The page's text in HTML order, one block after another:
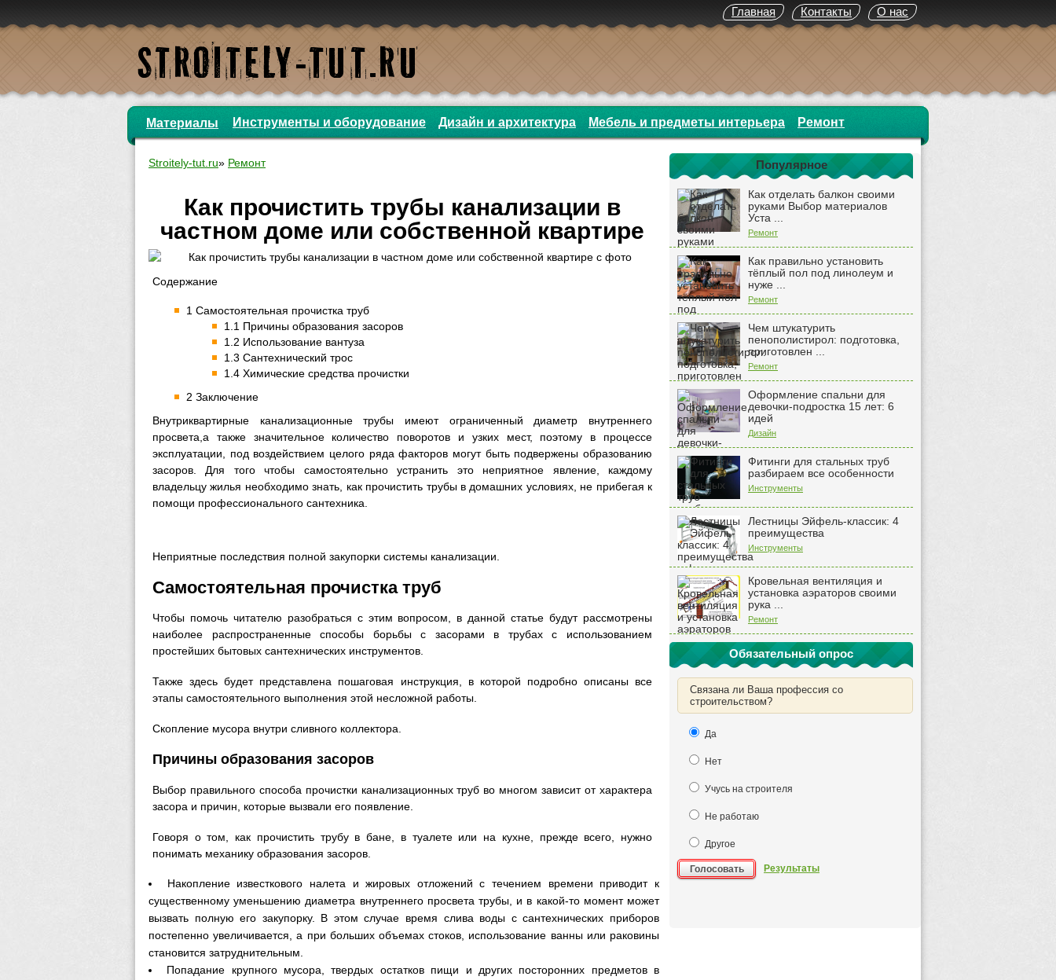
О нас
Контакты
Главная
Материалы Инструменты и оборудование Дизайн и архитектура Мебель и предметы интерьера Ремонт
Популярное
Как отделать балкон своими
руками Выбор материалов
Уста ...
Ремонт
Как правильно установить
тёплый пол под линолеум и
нуже ...
Ремонт
Чем штукатурить
пенополистирол: подготовка,
приготовлен ...
Ремонт
Оформление спальни для
девочки-подростка 15 лет: 6
идей
Дизайн
Фитинги для стальных труб
разбираем все особенности
Инструменты
Лестницы Эйфель-классик: 4
преимущества
Инструменты
Кровельная вентиляция и
установка аэраторов своими
рука ...
Ремонт
Обязательный опрос
Связана ли Ваша профессия со
строительством?
Да
Нет
Учусь на строителя
Не работаю
Другое
Голосовать Результаты
Stroitely-tut.ru» Ремонт
Как прочистить трубы канализации в
частном доме или собственной квартире
Содержание
1 Самостоятельная прочистка труб
1.1 Причины образования засоров
1.2 Использование вантуза
1.3 Сантехнический трос
1.4 Химические средства прочистки
2 Заключение
Внутриквартирные канализационные трубы имеют ограниченный диаметр внутреннего
просвета,а также значительное количество поворотов и узких мест, поэтому в процессе
эксплуатации, под воздействием целого ряда факторов могут быть подвержены образованию
засоров. Для того чтобы самостоятельно устранить это неприятное явление, каждому
владельцу жилья необходимо знать, как прочистить трубы в домашних условиях, не прибегая к
помощи профессионального сантехника.
Неприятные последствия полной закупорки системы канализации.
Самостоятельная прочистка труб
Чтобы помочь читателю разобраться с этим вопросом, в данной статье будут рассмотрены
наиболее распространенные способы борьбы с засорами в трубах с использованием
простейших бытовых сантехнических инструментов.
Также здесь будет представлена пошаговая инструкция, в которой подробно описаны все
этапы самостоятельного выполнения этой несложной работы.
Скопление мусора внутри сливного коллектора.
Причины образования засоров
Выбор правильного способа прочистки канализационных труб во многом зависит от характера
засора и причин, которые вызвали его появление.
Говоря о том, как прочистить трубу в бане, в туалете или на кухне, прежде всего, нужно
понимать механику образования засоров.
Накопление известкового налета и жировых отложений с течением времени приводит к
существенному уменьшению диаметра внутреннего просвета трубы, и в какой-то момент может
вызвать полную его закупорку. В этом случае время слива воды с сантехнических приборов
постепенно увеличивается, а при больших объемах стоков, использование ванны или раковины
становится затруднительным.
Попадание крупного мусора, твердых остатков пищи и других посторонних предметов в